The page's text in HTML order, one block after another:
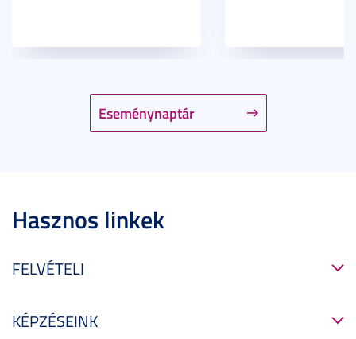
Eseménynaptár
Hasznos linkek
FELVÉTELI
KÉPZÉSEINK